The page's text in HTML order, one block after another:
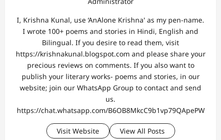
I, Krishna Kunal, use ‘AnAlone Krishna' as my pen-name.
I wrote 100+ poems and stories in Hindi, English and
Bilingual. If you desire to read them, visit
https://krishnakunal.blogspot.com and please share your
precious reviews on comments. If you also want to
publish your literary works- poems and stories, in our
website; join our WhatsApp Group to contact and send
us.
https://chat.whatsapp.com/B6OB8MkcC9b1vp79QApePW
Visit Website View All Posts